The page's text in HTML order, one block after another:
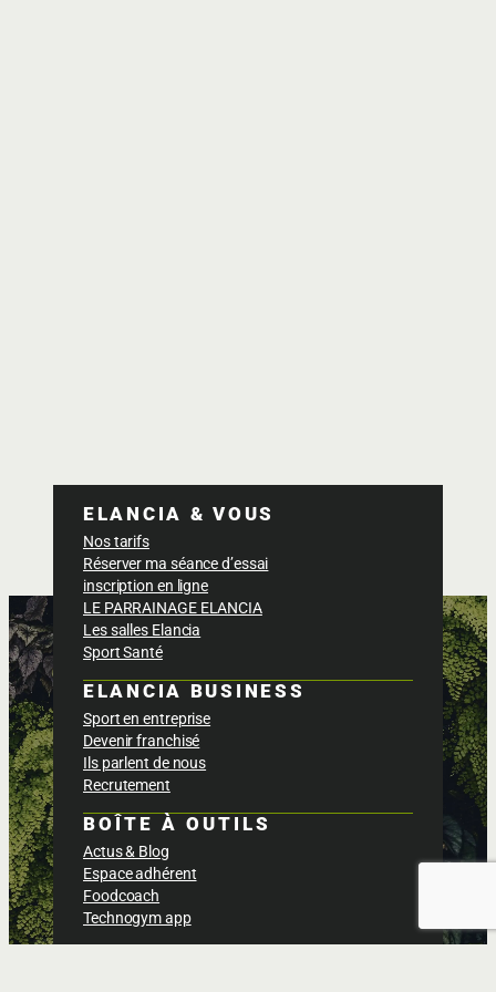
ELANCIA & VOUS
Nos tarifs
Réserver ma séance d’essai
inscription en ligne
LE PARRAINAGE ELANCIA
Les salles Elancia
Sport Santé
ELANCIA BUSINESS
Sport en entreprise
Devenir franchisé
Ils parlent de nous
Recrutement
BOÎTE À OUTILS
Actus & Blog
Espace adhérent
Foodcoach
Technogym app